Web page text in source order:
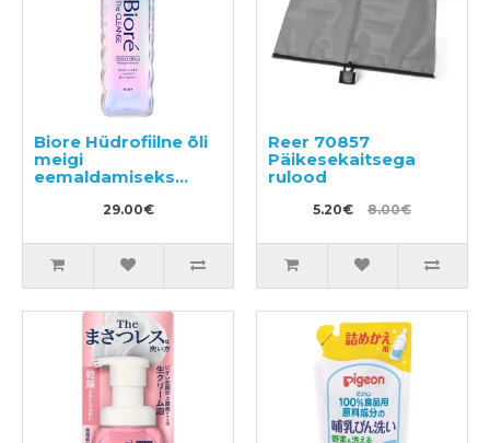
Biore Hüdrofiilne õli
meigi
eemaldamiseks
29.00€
Reer 70857
Päikesekaitsega
rulood
5.20€ 8.00€